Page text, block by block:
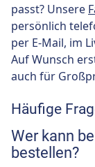
passt? Unsere
persönlich
per E-Mail, im
Auf Wunsch
auch für
Häufige
Wer kann
bestellen?